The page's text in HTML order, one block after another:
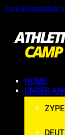
Zum Hauptinhalt
HOME
UNSER